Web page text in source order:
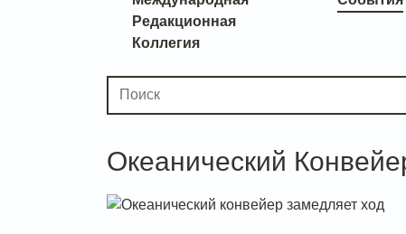
Редакционная
Коллегия
Океанический